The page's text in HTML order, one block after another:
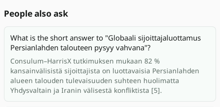
People also ask
What is the short answer to "Globaali sijoittajaluottamus
Persianlahden talouteen pysyy vahvana"?
Consulum–HarrisX tutkimuksen mukaan 82 %
kansainvälisistä sijoittajista on luottavaisia Persianlahden
alueen talouden tulevaisuuden suhteen huolimatta
Yhdysvaltain ja Iranin välisestä konfliktista [5].